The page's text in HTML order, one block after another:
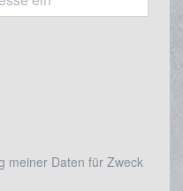
meiner Daten für Zweck